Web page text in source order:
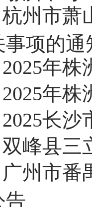
杭州市萧
事项的通
2025年
2025年
2025长沙
双峰县三
广州市番
告